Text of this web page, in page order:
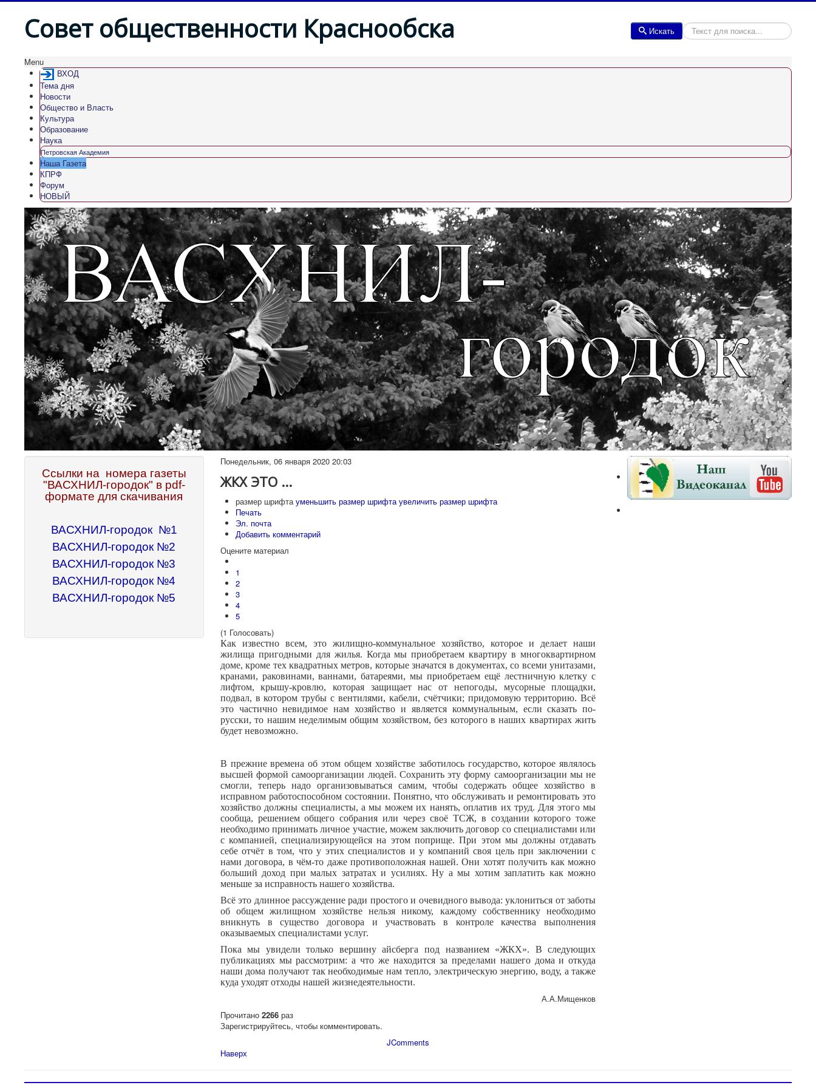
Совет общественности Краснообска Искать Искать
Menu
ВХОД
Тема дня
Новости
Общество и Власть
Культура
Образование
Наука
Петровская Академия
Наша Газета
КПРФ
Форум
НОВЫЙ
Cсылки на номера газеты
"ВАСХНИЛ-городок" в pdf-
формате для скачивания
ВАСХНИЛ-городок №1
ВАСХНИЛ-городок №2
ВАСХНИЛ-городок №3
ВАСХНИЛ-городок №4
ВАСХНИЛ-городок №5
Понедельник, 06 января 2020 20:03
ЖКХ ЭТО ...
размер шрифта уменьшить размер шрифта увеличить размер шрифта
Печать
Эл. почта
Добавить комментарий
Оцените материал
1
2
3
4
5
(1 Голосовать)
Как известно всем, это жилищно-коммунальное хозяйство, которое и делает наши
жилища пригодными для жилья. Когда мы приобретаем квартиру в многоквартирном
доме, кроме тех квадратных метров, которые значатся в документах, со всеми унитазами,
кранами, раковинами, ваннами, батареями, мы приобретаем ещё лестничную клетку с
лифтом, крышу-кровлю, которая защищает нас от непогоды, мусорные площадки,
подвал, в котором трубы с вентилями, кабели, счётчики; придомовую территорию. Всё
это частично невидимое нам хозяйство и является коммунальным, если сказать по-
русски, то нашим неделимым общим хозяйством, без которого в наших квартирах жить
будет невозможно.
В прежние времена об этом общем хозяйстве заботилось государство, которое являлось
высшей формой самоорганизации людей. Сохранить эту форму самоорганизации мы не
смогли, теперь надо организовываться самим, чтобы содержать общее хозяйство в
исправном работоспособном состоянии. Понятно, что обслуживать и ремонтировать это
хозяйство должны специалисты, а мы можем их нанять, оплатив их труд. Для этого мы
сообща, решением общего собрания или через своё ТСЖ, в создании которого тоже
необходимо принимать личное участие, можем заключить договор со специалистами или
с компанией, специализирующейся на этом поприще. При этом мы должны отдавать
себе отчёт в том, что у этих специалистов и у компаний своя цель при заключении с
нами договора, в чём-то даже противоположная нашей. Они хотят получить как можно
больший доход при малых затратах и усилиях. Ну а мы хотим заплатить как можно
меньше за исправность нашего хозяйства.
Всё это длинное рассуждение ради простого и очевидного вывода: уклониться от заботы
об общем жилищном хозяйстве нельзя никому, каждому собственнику необходимо
вникнуть в существо договора и участвовать в контроле качества выполнения
оказываемых специалистами услуг.
Пока мы увидели только вершину айсберга под названием «ЖКХ». В следующих
публикациях мы рассмотрим: а что же находится за пределами нашего дома и откуда
наши дома получают так необходимые нам тепло, электрическую энергию, воду, а также
куда уходят отходы нашей жизнедеятельности.
А.А.Мищенков
Прочитано 2266раз
Зарегистрируйтесь, чтобы комментировать.
JComments
Наверх